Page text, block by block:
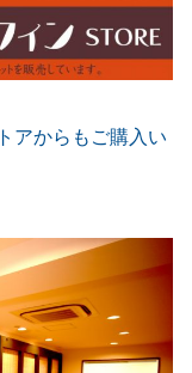
アからもご購入い